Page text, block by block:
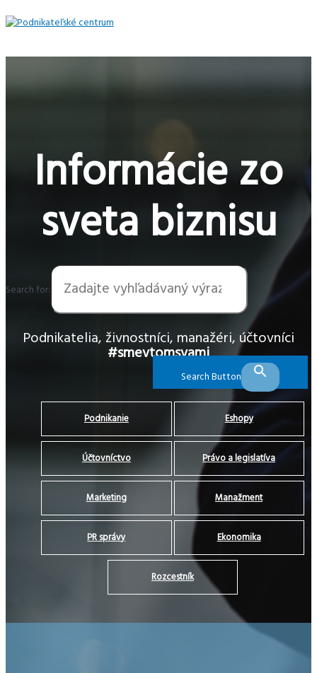
Preskočiť
na
Menu
Informácie zo
sveta biznisu
Search for:
Search Button
Podnikatelia, živnostníci, manažéri, účtovníci
#smevtomsvami
Podnikanie Eshopy
Účtovníctvo Právo a legislatíva
Marketing Manažment
PR správy Ekonomika
Rozcestník